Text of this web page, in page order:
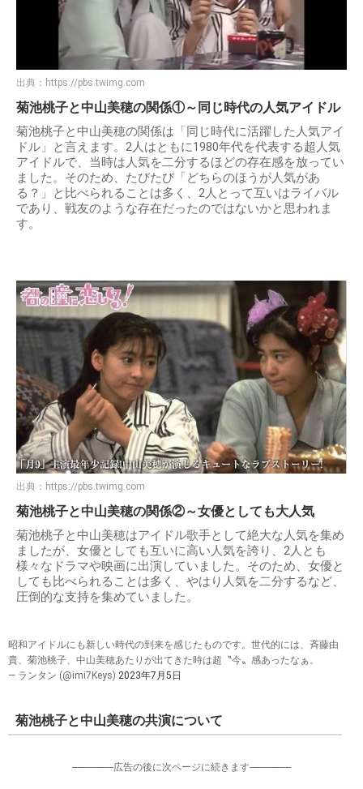
出典： https://pbs.twimg.com
菊池桃子と中山美穂の関係①～同じ時代の人気アイドル
菊池桃子と中山美穂の関係は「同じ時代に活躍した人気アイ
ドル」と言えます。2人はともに1980年代を代表する超人気
アイドルで、当時は人気を二分するほどの存在感を放ってい
ました。そのため、たびたび「どちらのほうが人気があ
る？」と比べられることは多く、2人とって互いはライバル
であり、戦友のような存在だったのではないかと思われま
す。
出典： https://pbs.twimg.com
菊池桃子と中山美穂の関係②～女優としても大人気
菊池桃子と中山美穂はアイドル歌手として絶大な人気を集め
ましたが、女優としても互いに高い人気を誇り、2人とも
様々なドラマや映画に出演していました。そのため、女優と
しても比べられることは多く、やはり人気を二分するなど、
圧倒的な支持を集めていました。
昭和アイドルにも新しい時代の到来を感じたものです。世代的には、斉藤由
貴、菊池桃子、中山美穂あたりが出てきた時は超〝今〟感あったなぁ。
— ランタン (@imi7Keys) 2023年7月5日
菊池桃子と中山美穂の共演について
-----------------広告の後に次ページに続きます-----------------